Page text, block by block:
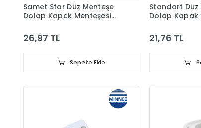
Samet Star Düz Menteşe
Dolap Kapak Menteşesi
26,97 TL
Sepete Ekle
Standart Düz
Dolap Kapak
21,76 TL